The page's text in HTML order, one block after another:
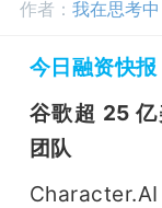
开
作者： 我在思考中
今日融资快报
谷歌超 25
团队